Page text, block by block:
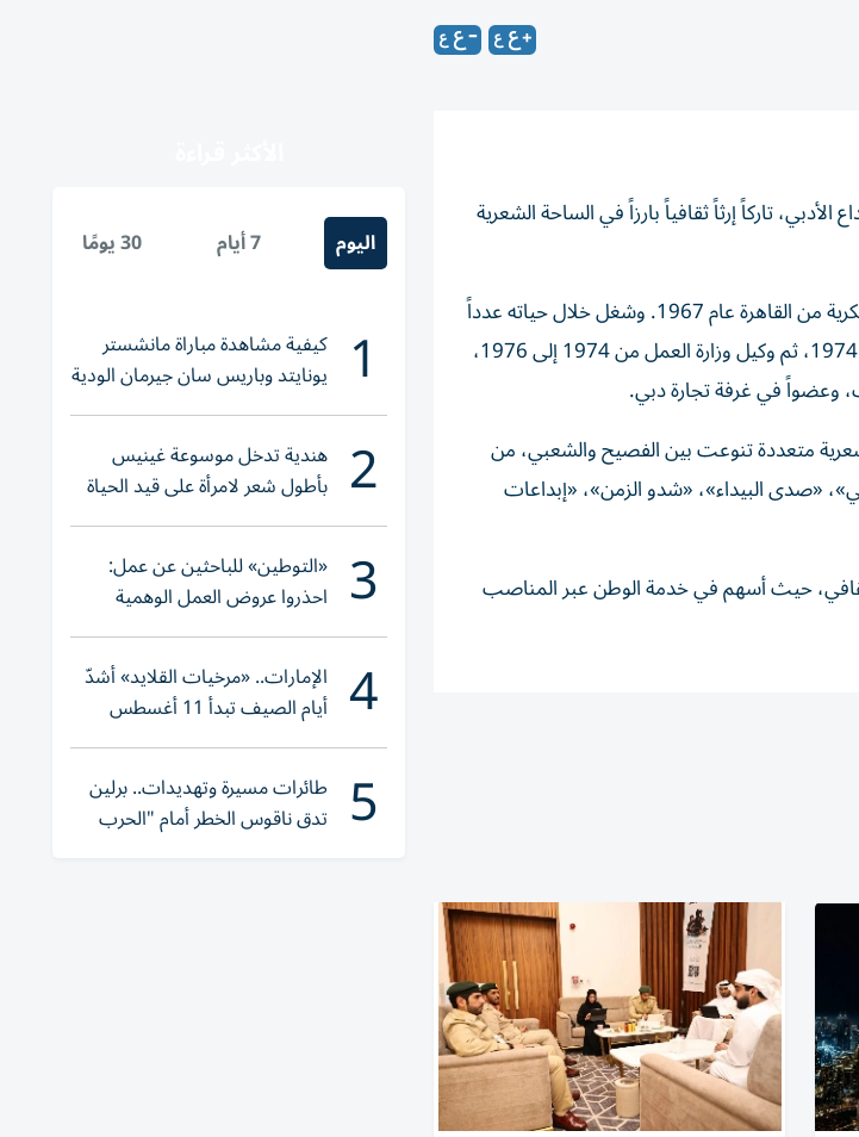
تاركاً إرثاً ثقافياً بارزاً في الساحة الشعرية
وُلد الفقيد عام 1942 في دبي، وواصل مسيرته العلمية حتى نال بكالوريوس العلوم العسكرية من القاهرة عام 1967. وشغل خلال حياته عدداً
من المناصب في الحكومة الاتحادية، من بينها وكيل وزارة الأشغال خلال الفترة 1972 – 1974، ثم وكيل وزارة العمل من 1974 إلى 1976،
وعضواً في غرفة تجارة دبي.
متعددة تنوعت بين الفصيح والشعبي، من
«صدى البيداء»، «شدو الزمن»، «إبداعات
حيث أسهم في خدمة الوطن عبر المناصب
اليوم 7 أيام 30 يومًا
1 كيفية مشاهدة مباراة مانشستر
يونايتد وباريس سان جيرمان الودية
والقنوات الناقلة
2 هندية تدخل موسوعة غينيس
بأطول شعر لامرأة على قيد الحياة
3 «التوطين» للباحثين عن عمل:
احذروا عروض العمل الوهمية
وتحققوا عبر «الباركود»
4 الإمارات.. «مرخيات القلايد» أشدّ
أيام الصيف تبدأ 11 أغسطس
5 طائرات مسيرة وتهديدات.. برلين
تدق ناقوس الخطر أمام "الحرب